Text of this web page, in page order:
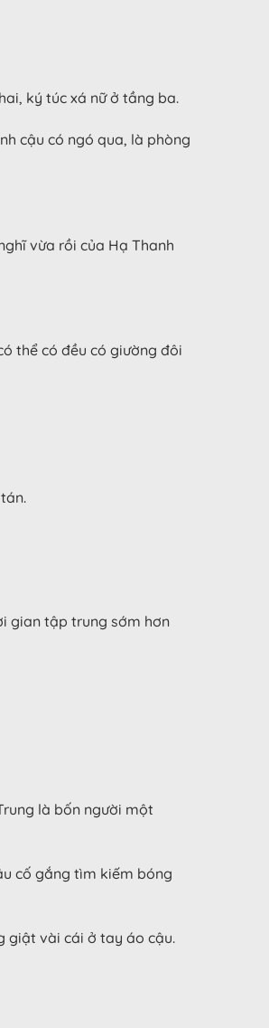
ký túc xá nữ ở tầng ba.
cậu có ngó qua, là phòng
vừa rồi của Hạ Thanh
thể có đều có giường đôi
gian tập trung sớm hơn
là bốn người một
cố gắng tìm kiếm bóng
giật vài cái ở tay áo cậu.